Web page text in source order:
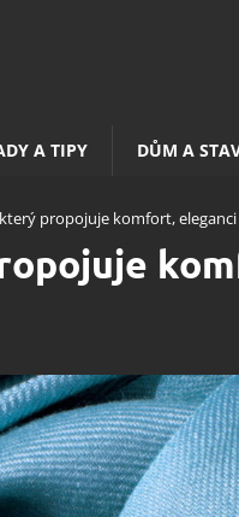
A TIPY DŮM A
propojuje komfort,